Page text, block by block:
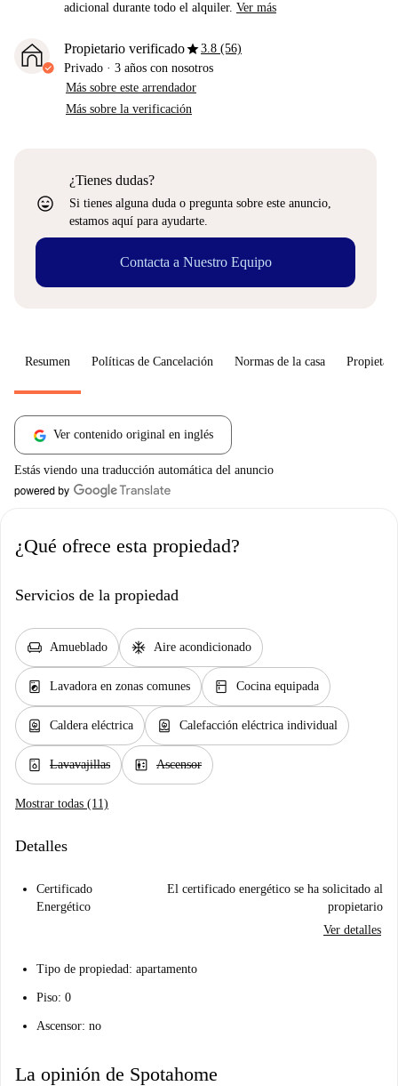
adicional durante todo el alquiler. Ver más
Propietario verificadostar3.8 (56)
Privado · 3 años con nosotros
Más sobre este arrendador
Más sobre la verificación
sentiment_very_satisfied
¿Tienes dudas?
Si tienes alguna duda o pregunta sobre este anuncio,
estamos aquí para ayudarte.
Contacta a Nuestro Equipo
Resumen Políticas de Cancelación Normas de la casa
Ver contenido original en inglés
Estás viendo una traducción automática del anuncio
¿Qué ofrece esta propiedad?
Servicios de la propiedad
chair Amueblado ac_unit Aire acondicionado
local_laundry_service Lavadora en zonas comunes kitchen Cocina equipada
water_heater Caldera eléctrica water_heater Calefacción eléctrica individual
dishwasher_gen Lavavajillas elevator Ascensor
Mostrar todas (11)
Detalles
Certificado
Energético
El certificado energético se ha solicitado al
propietario
Ver detalles
Tipo de propiedad: apartamento
Piso: 0
Ascensor: no
La opinión de Spotahome